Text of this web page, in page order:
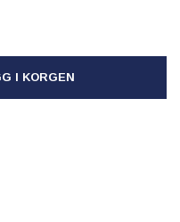
I KORGEN